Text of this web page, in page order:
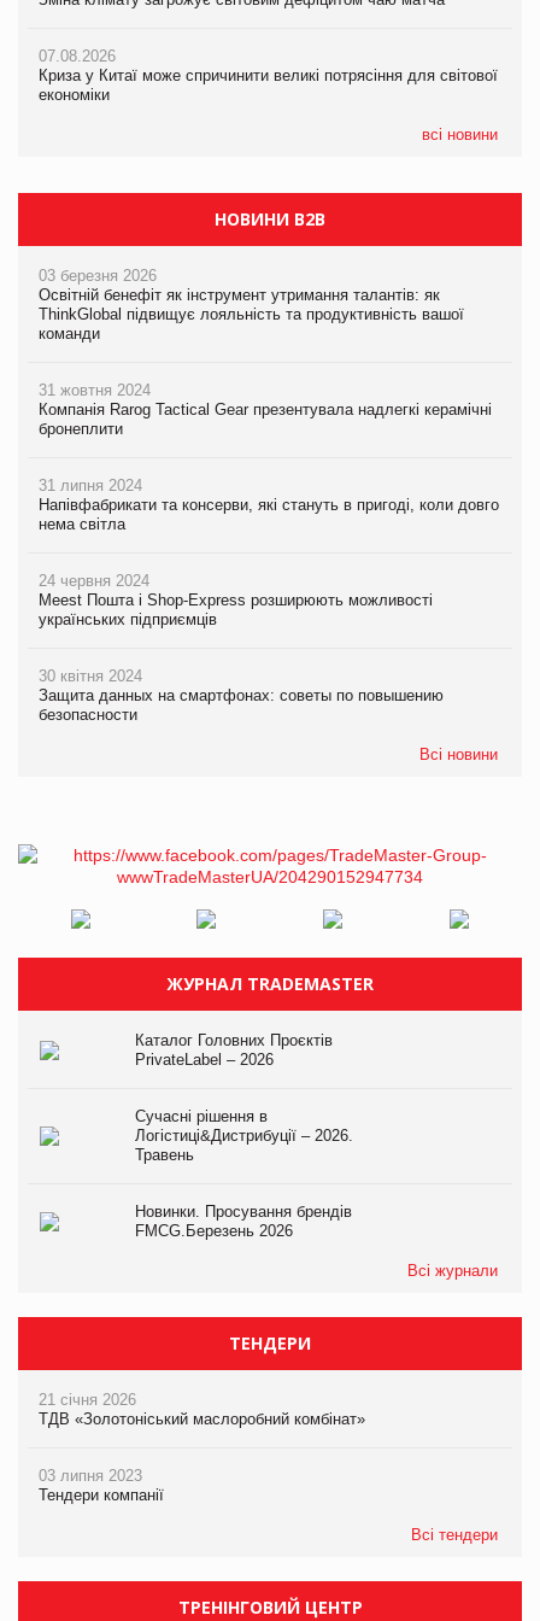
07.08.2026
Криза у Китаї може спричинити великі потрясіння для світової
економіки
всі новини
07.08.2026
Криза у Китаї може спричинити великі потрясіння для світової
економіки
07.08.2026
Kraft Heinz скоротила збиток у першому півріччі
НОВИНИ B2B
03 березня 2026
Освітній бенефіт як інструмент утримання талантів: як
ThinkGlobal підвищує лояльність та продуктивність вашої
команди
31 жовтня 2024
Компанія Rarog Tactical Gear презентувала надлегкі керамічні
бронеплити
31 липня 2024
Напівфабрикати та консерви, які стануть в пригоді, коли довго
нема світла
24 червня 2024
Meest Пошта і Shop-Express розширюють можливості
українських підприємців
30 квітня 2024
Защита данных на смартфонах: советы по повышению
безопасности
Всі новини
ЖУРНАЛ TRADEMASTER
Каталог Головних Проєктів
PrivateLabel – 2026
Сучасні рішення в
Логістиці&Дистрибуції – 2026.
Травень
Новинки. Просування брендів
FMCG.Березень 2026
Всі журнали
ТЕНДЕРИ
21 січня 2026
ТДВ «Золотоніський маслоробний комбінат»
03 липня 2023
Тендери компанії
Всі тендери
ТРЕНІНГОВИЙ ЦЕНТР